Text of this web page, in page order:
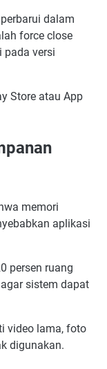
dalam
force close
pada versi
Store atau App
memori
aplikasi
persen ruang
sistem dapat
video lama, foto
digunakan.